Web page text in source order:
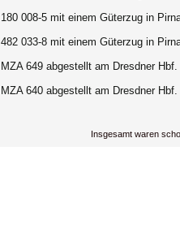
180 008-5 mit einem Güterzug in
482 033-8 mit einem Güterzug in
MZA 649 abgestellt am Dresdner Hbf.
MZA 640 abgestellt am Dresdner Hbf.
Insgesamt waren